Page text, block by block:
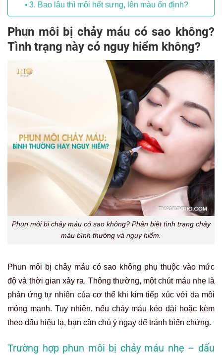
3. Bao lâu thì môi hết sưng, lên màu ổn định?
Phun môi bị chảy máu có sao không?
Tình trạng này có nguy hiểm không?
Phun môi bị chảy máu có sao không? Phân biệt tình trạng chảy
máu bình thường và nguy hiểm.
Phun môi bị chảy máu có sao không phụ thuộc vào mức
độ và thời gian xảy ra. Thông thường, một chút máu nhẹ là
phản ứng tự nhiên của cơ thể khi kim tiếp xúc với da môi
mỏng manh. Tuy nhiên, nếu chảy máu kéo dài hoặc kèm
theo dấu hiệu lạ, bạn cần chú ý ngay để tránh biến chứng.
Trường hợp phun môi bị chảy máu nhẹ – dấu